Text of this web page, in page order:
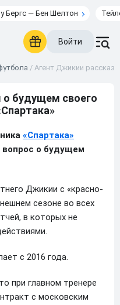
Бергс — Бен Шелтон
Войти
/ Агент Джикии
о будущем своего
«Спартака»
вопрос о будущем
Джикии с «красно-
сезоне во всех
в которых не
с 2016 года.
при главном тренере
с московским